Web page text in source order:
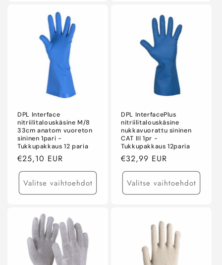
määrää
määrää
DPL Interface
nitriilitalouskäsine M/8
33cm anatom vuoreton
sininen 1pari -
Tukkupakkaus 12 paria
Normaalihinta
€25,10 EUR
Valitse vaihtoehdot
DPL InterfacePlus
nitriilitalouskäsine
nukkavuorattu sininen
CAT III 1pr -
Tukkupakkaus 12paria
Normaalihinta
€32,99 EUR
Valitse vaihtoehdot